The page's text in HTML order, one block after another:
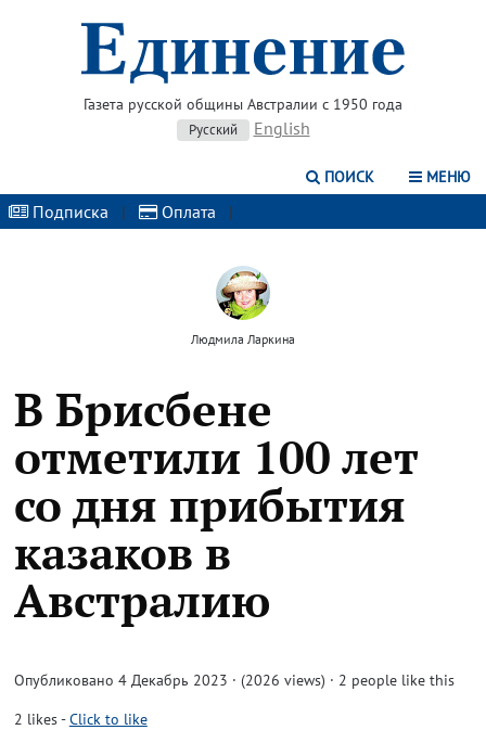
Газета русской общины Австралии с 1950 года
Русский English
ПОИСК МЕНЮ
Подписка | Оплата |
Людмила Ларкина
В Брисбене
отметили 100 лет
со дня прибытия
казаков в
Австралию
Опубликовано 4 Декабрь 2023 · (2026 views) · 2 people like this
2 likes-Click to like